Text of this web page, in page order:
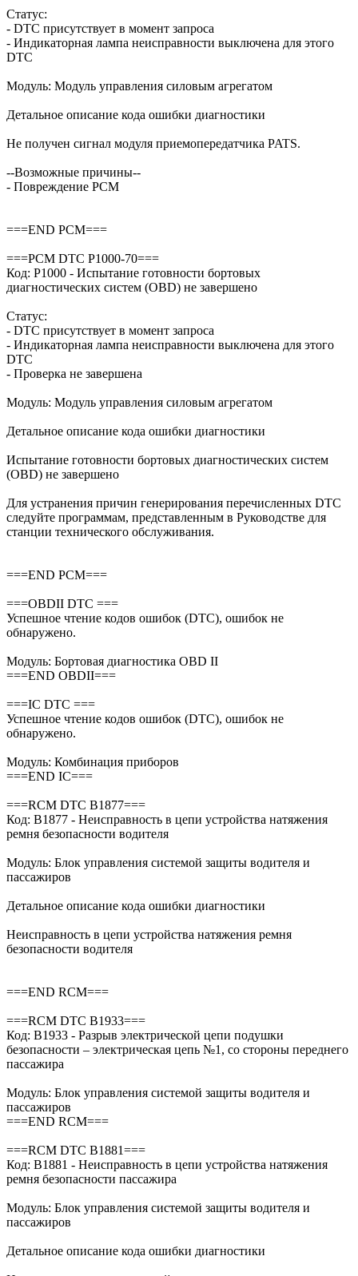
Статус:
- DTC присутствует в момент запроса
- Индикаторная лампа неисправности выключена для этого
DTC
Модуль: Модуль управления силовым агрегатом
Детальное описание кода ошибки диагностики
Не получен сигнал модуля приемопередатчика PATS.
--Возможные причины--
- Повреждение PCM
===END PCM===
===PCM DTC P1000-70===
Код: P1000 - Испытание готовности бортовых
диагностических систем (OBD) не завершено
Статус:
- DTC присутствует в момент запроса
- Индикаторная лампа неисправности выключена для этого
DTC
- Проверка не завершена
Модуль: Модуль управления силовым агрегатом
Детальное описание кода ошибки диагностики
Испытание готовности бортовых диагностических систем
(OBD) не завершено
Для устранения причин генерирования перечисленных DTC
следуйте программам, представленным в Руководстве для
станции технического обслуживания.
===END PCM===
===OBDII DTC ===
Успешное чтение кодов ошибок (DTC), ошибок не
обнаружено.
Модуль: Бортовая диагностика OBD II
===END OBDII===
===IC DTC ===
Успешное чтение кодов ошибок (DTC), ошибок не
обнаружено.
Модуль: Комбинация приборов
===END IC===
===RCM DTC B1877===
Код: B1877 - Неисправность в цепи устройства натяжения
ремня безопасности водителя
Модуль: Блок управления системой защиты водителя и
пассажиров
Детальное описание кода ошибки диагностики
Неисправность в цепи устройства натяжения ремня
безопасности водителя
===END RCM===
===RCM DTC B1933===
Код: B1933 - Разрыв электрической цепи подушки
безопасности – электрическая цепь №1, со стороны переднего
пассажира
Модуль: Блок управления системой защиты водителя и
пассажиров
===END RCM===
===RCM DTC B1881===
Код: B1881 - Неисправность в цепи устройства натяжения
ремня безопасности пассажира
Модуль: Блок управления системой защиты водителя и
пассажиров
Детальное описание кода ошибки диагностики